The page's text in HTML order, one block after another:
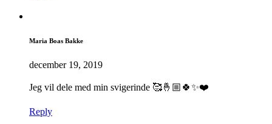
Maria Boas Bakke
december 19, 2019
Jeg vil dele med min svigerinde 🥰🤞🏼🍀✨❤️
Reply